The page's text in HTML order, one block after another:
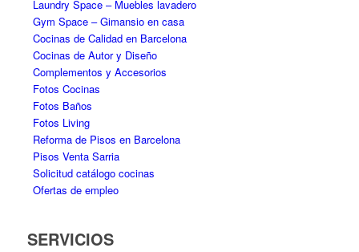
Laundry Space – Muebles lavadero
Gym Space – Gimansio en casa
Cocinas de Calidad en Barcelona
Cocinas de Autor y Diseño
Complementos y Accesorios
Fotos Cocinas
Fotos Baños
Fotos Living
Reforma de Pisos en Barcelona
Pisos Venta Sarria
Solicitud catálogo cocinas
Ofertas de empleo
SERVICIOS